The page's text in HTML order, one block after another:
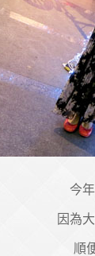
今
因為
順